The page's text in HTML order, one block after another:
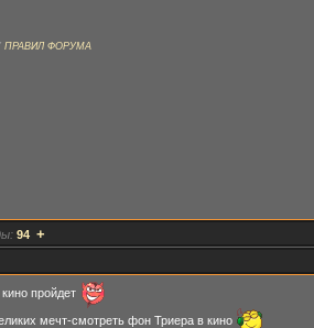
ПРАВИЛ ФОРУМА
94 +
пройдет
мечт-смотреть фон Триера в кино